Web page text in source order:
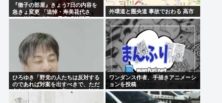
『徹子の部屋』きょう7日の内容を
急きょ変更 「追悼・寿美花代さ
ん」放送へ 当初の予定「放送日は
外環道と圏央道 事故でおわる 高市
ひろゆき「野党の人たちは反対する
のであれば対案を出すべきで、ただ
文句を言ってるのは良くない」論破
される
ワンダンス作者、手描きアニメーシ
ョンを投稿